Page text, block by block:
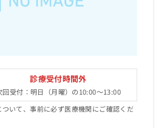
診療受付時間外
回受付：明日（月曜）の10:00～13:00
いて、事前に必ず医療機関にご確認くだ